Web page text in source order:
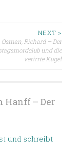
NEXT >
Osman, Richard – Der
und die
verirrte Kugel
Hanff – Der
und schreibt